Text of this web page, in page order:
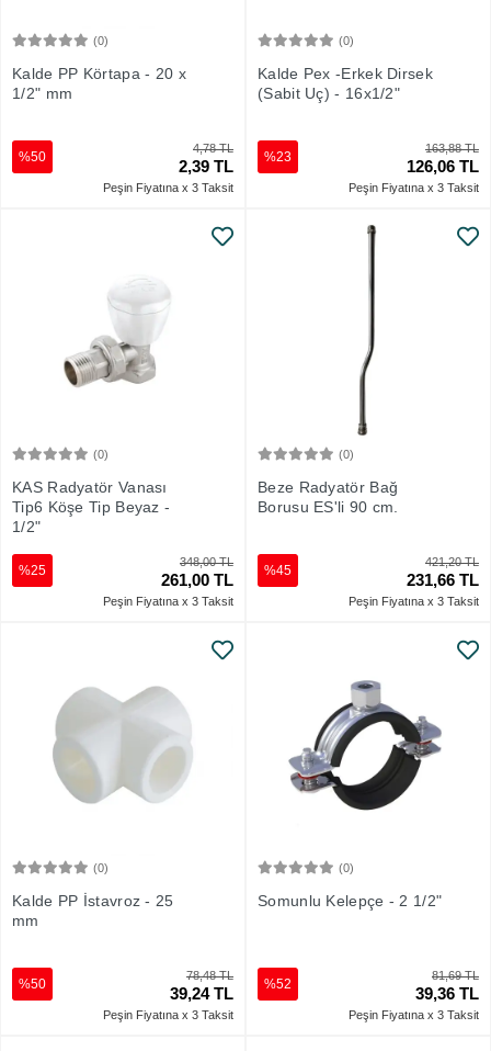
(0)
Kalde PP Körtapa - 20 x
1/2" mm
4,78 TL
2,39 TL
%50
Peşin Fiyatına x 3 Taksit
(0)
Kalde Pex -Erkek Dirsek
(Sabit Uç) - 16x1/2"
163,88 TL
126,06 TL
%23
Peşin Fiyatına x 3 Taksit
(0)
KAS Radyatör Vanası
Tip6 Köşe Tip Beyaz -
1/2"
348,00 TL
261,00 TL
%25
Peşin Fiyatına x 3 Taksit
(0)
Beze Radyatör Bağ
Borusu ES'li 90 cm.
421,20 TL
231,66 TL
%45
Peşin Fiyatına x 3 Taksit
(0)
Kalde PP İstavroz - 25
mm
78,48 TL
39,24 TL
%50
Peşin Fiyatına x 3 Taksit
(0)
Somunlu Kelepçe - 2 1/2"
81,69 TL
39,36 TL
%52
Peşin Fiyatına x 3 Taksit